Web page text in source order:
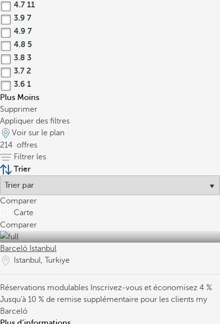
4.7 11
3.9 7
4.9 7
4.8 5
3.8 3
3.7 2
3.6 1
Plus Moins
Supprimer
Appliquer des filtres
Voir sur le plan
214 offres
Filtrer les
Trier
Comparer
Carte
Comparer
Barceló Istanbul
Istanbul, Turkiye
Réservations modulables Inscrivez-vous et économisez 4 %
Jusqu’à 10 % de remise supplémentaire pour les clients my
Barceló